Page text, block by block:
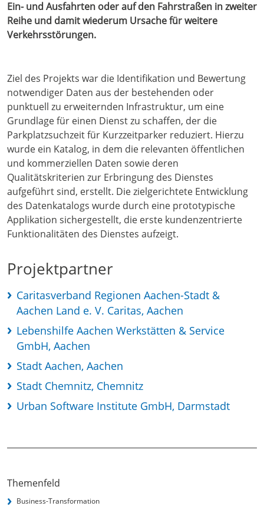
Ein- und Ausfahrten oder auf den Fahrstraßen in zweiter
Reihe und damit wiederum Ursache für weitere
Verkehrsstörungen.
Ziel des Projekts war die Identifikation und Bewertung
notwendiger Daten aus der bestehenden oder
punktuell zu erweiternden Infrastruktur, um eine
Grundlage für einen Dienst zu schaffen, der die
Parkplatzsuchzeit für Kurzzeitparker reduziert. Hierzu
wurde ein Katalog, in dem die relevanten öffentlichen
und kommerziellen Daten sowie deren
Qualitätskriterien zur Erbringung des Dienstes
aufgeführt sind, erstellt. Die zielgerichtete Entwicklung
des Datenkatalogs wurde durch eine prototypische
Applikation sichergestellt, die erste kundenzentrierte
Funktionalitäten des Dienstes aufzeigt.
Projektpartner
Caritasverband Regionen Aachen-Stadt &
Aachen Land e. V. Caritas, Aachen
Lebenshilfe Aachen Werkstätten & Service
GmbH, Aachen
Stadt Aachen, Aachen
Stadt Chemnitz, Chemnitz
Urban Software Institute GmbH, Darmstadt
Themenfeld
Business-Transformation